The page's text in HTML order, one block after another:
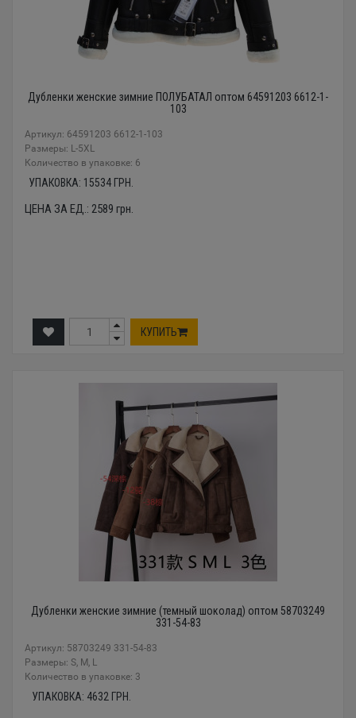
Дубленки женские зимние ПОЛУБАТАЛ оптом 64591203 6612-1-
103
Артикул: 64591203 6612-1-103
Размеры: L-5XL
Количество в упаковке: 6
УПАКОВКА: 15534 ГРН.
ЦЕНА ЗА ЕД.: 2589 грн.
КУПИТЬ
Дубленки женские зимние (темный шоколад) оптом 58703249
331-54-83
Артикул: 58703249 331-54-83
Размеры: S, M, L
Количество в упаковке: 3
УПАКОВКА: 4632 ГРН.